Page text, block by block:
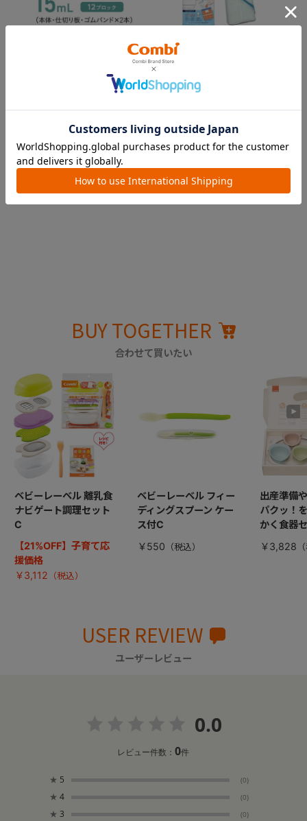
BUY TOGETHER
合わせて買いたい
ベビーレーベル 離乳食
ナビゲート調理セット
C
【21%OFF】子育て応
援価格
￥3,112
ベビーレーベル フィー
ディングスプーン ケー
ス付C
￥550
出産準備
パクッ！
かく食器
￥3,828
USER REVIEW
ユーザーレビュー
0.0
レビュー件数：0件
★ 5 (0)
★ 4 (0)
★ 3 (0)